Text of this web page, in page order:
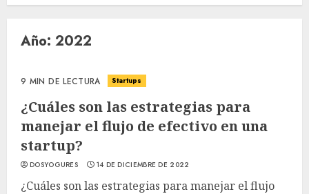
Año: 2022
9 MIN DE LECTURA Startups
¿Cuáles son las estrategias para
manejar el flujo de efectivo en una
startup?
DOSYOGURES 14 DE DICIEMBRE DE 2022
¿Cuáles son las estrategias para manejar el flujo